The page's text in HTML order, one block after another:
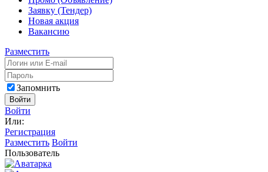
Заявку (Тендер)
Новая акция
Вакансию
Разместить
Запомнить
Войти
Войти
Или:
Регистрация
Разместить Войти
Пользователь